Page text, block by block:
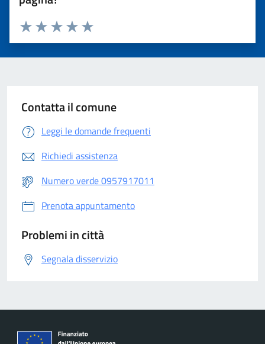
Valuta 5 stelle su 5
Valuta 4 stelle su 5
Valuta 3 stelle su 5
Valuta 2 stelle su 5
Valuta 1 stelle su 5
Contatta il comune
Leggi le domande frequenti
Richiedi assistenza
Numero verde 0957917011
Prenota appuntamento
Problemi in città
Segnala disservizio